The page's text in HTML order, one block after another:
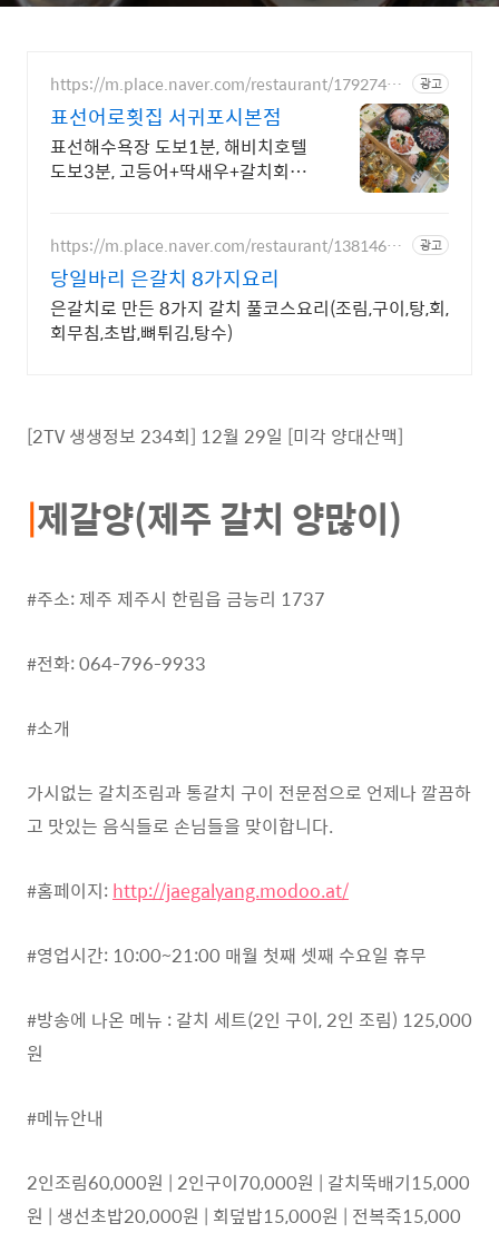
https://m.place.naver.com/restaurant/17927455 광고
표선어로횟집 서귀포시본점
표선해수욕장 도보1분, 해비치호텔
도보3분, 고등어+딱새우+갈치회
https://m.place.naver.com/restaurant/13814626
15
광고
당일바리 은갈치 8가지요리
은갈치로 만든 8가지 갈치 풀코스요리(조림,구이,탕,회,
회무침,초밥,뼈튀김,탕수)
[2TV 생생정보 234회] 12월 29일 [미각 양대산맥]
|제갈양(제주 갈치 양많이)
#주소: 제주 제주시 한림읍 금능리 1737
#전화: 064-796-9933
#소개
가시없는 갈치조림과 통갈치 구이 전문점으로 언제나 깔끔하
고 맛있는 음식들로 손님들을 맞이합니다.
#홈페이지: http://jaegalyang.modoo.at/
#영업시간: 10:00~21:00 매월 첫째 셋째 수요일 휴무
#방송에 나온 메뉴 : 갈치 세트(2인 구이, 2인 조림) 125,000
원
#메뉴안내
2인조림60,000원 | 2인구이70,000원 | 갈치뚝배기15,000
원 | 생선초밥20,000원 | 회덮밥15,000원 | 전복죽15,000